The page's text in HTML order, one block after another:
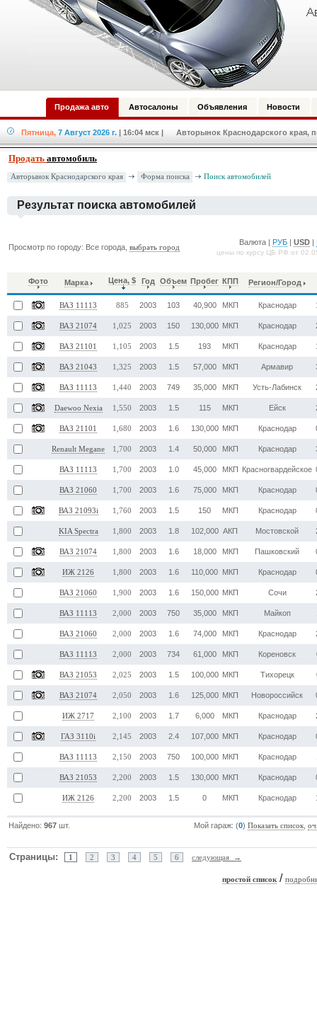
Продажа авто Автосалоны Объявления Новости
Пятница, 7 Август 2026 г. | 16:04 мск | Авторынок Краснодарского края,
Продать автомобиль
Авторынок Краснодарского края Форма поиска Поиск автомобилей
Результат поиска автомобилей
Просмотр по городу: Все города,выбрать город
Валюта | РУБ |USD |
цены по курсу ЦБ РФ от
Фото Марка Цена, $ Год Объем Пробег КПП Регион/Город
ВАЗ 11113 885 2003 103 40,900 МКП Краснодар
ВАЗ 21074 1,025 2003 150 130,000 МКП Краснодар
ВАЗ 21101 1,105 2003 1.5 193 МКП Краснодар
ВАЗ 21043 1,325 2003 1.5 57,000 МКП Армавир
ВАЗ 11113 1,440 2003 749 35,000 МКП Усть-Лабинск
Daewoo Nexia 1,550 2003 1.5 115 МКП Ейск
ВАЗ 21101 1,680 2003 1.6 130,000 МКП Краснодар
Renault Megane 1,700 2003 1.4 50,000 МКП Краснодар
ВАЗ 11113 1,700 2003 1.0 45,000 МКП Красногвардейское
ВАЗ 21060 1,700 2003 1.6 75,000 МКП Краснодар
ВАЗ 21093i 1,760 2003 1.5 150 МКП Краснодар
KIA Spectra 1,800 2003 1.8 102,000 АКП Мостовской
ВАЗ 21074 1,800 2003 1.6 18,000 МКП Пашковский
ИЖ 2126 1,800 2003 1.6 110,000 МКП Краснодар
ВАЗ 21060 1,900 2003 1.6 150,000 МКП Сочи
ВАЗ 11113 2,000 2003 750 35,000 МКП Майкоп
ВАЗ 21060 2,000 2003 1.6 74,000 МКП Краснодар
ВАЗ 11113 2,000 2003 734 61,000 МКП Кореновск
ВАЗ 21053 2,025 2003 1.5 100,000 МКП Тихорецк
ВАЗ 21074 2,050 2003 1.6 125,000 МКП Новороссийск
ИЖ 2717 2,100 2003 1.7 6,000 МКП Краснодар
ГАЗ 3110i 2,145 2003 2.4 107,000 МКП Краснодар
ВАЗ 11113 2,150 2003 750 100,000 МКП Краснодар
ВАЗ 21053 2,200 2003 1.5 130,000 МКП Краснодар
ИЖ 2126 2,200 2003 1.5 0 МКП Краснодар
Найдено:967 шт. Мой гараж: (0)Показать список ,
Страницы: 1 2 3 4 5 6 следующая →
простой список /